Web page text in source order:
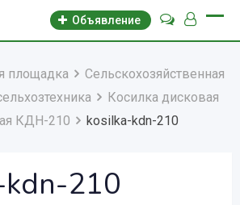
Объявление
площадка
Сельскохозяйственная
Косилка дисковая
КДН-210
kosilka-kdn-210
210